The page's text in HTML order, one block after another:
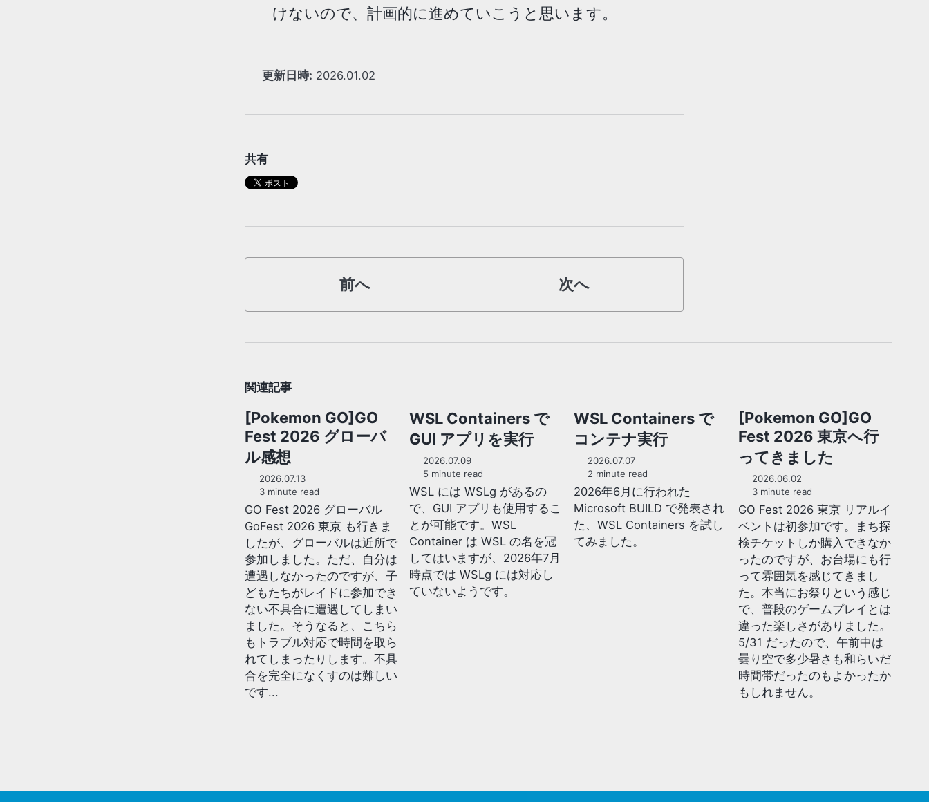
けないので、計画的に進めていこうと思います。
更新日時: 2026.01.02
共有
前へ 次へ
関連記事
[Pokemon GO]GO
Fest 2026 グローバ
ル感想
2026.07.13
3 minute read
GO Fest 2026 グローバル
GoFest 2026 東京 も行きま
したが、グローバルは近所で
参加しました。ただ、自分は
遭遇しなかったのですが、子
どもたちがレイドに参加でき
ない不具合に遭遇してしまい
ました。そうなると、こちら
もトラブル対応で時間を取ら
れてしまったりします。不具
合を完全になくすのは難しい
です...
WSL Containers で
GUI アプリを実行
2026.07.09
5 minute read
WSL には WSLg があるの
で、GUI アプリも使用するこ
とが可能です。WSL
Container は WSL の名を冠
してはいますが、2026年7月
時点では WSLg には対応し
ていないようです。
WSL Containers で
コンテナ実行
2026.07.07
2 minute read
2026年6月に行われた
Microsoft BUILD で発表され
た、WSL Containers を試し
てみました。
[Pokemon GO]GO
Fest 2026 東京へ行
ってきました
2026.06.02
3 minute read
GO Fest 2026 東京 リアルイ
ベントは初参加です。まち探
検チケットしか購入できなか
ったのですが、お台場にも行
って雰囲気を感じてきまし
た。本当にお祭りという感じ
で、普段のゲームプレイとは
違った楽しさがありました。
5/31 だったので、午前中は
曇り空で多少暑さも和らいだ
時間帯だったのもよかったか
もしれません。